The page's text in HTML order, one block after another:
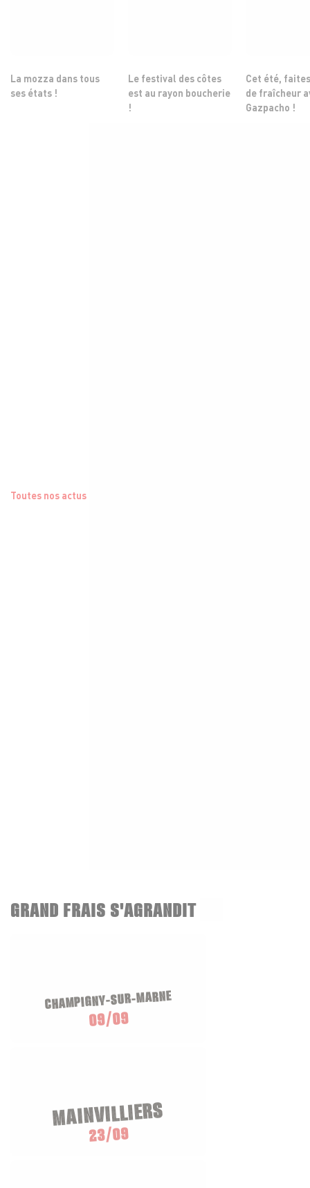
La mozza dans tous
ses états !
Le festival des côtes
est au rayon boucherie
!
Cet été,
de fraîcheur
Gazpacho !
Toutes nos actus
GRAND FRAIS S'AGRANDIT
CHAMPIGNY-SUR-MARNE
09/09
MAINVILLIERS
23/09